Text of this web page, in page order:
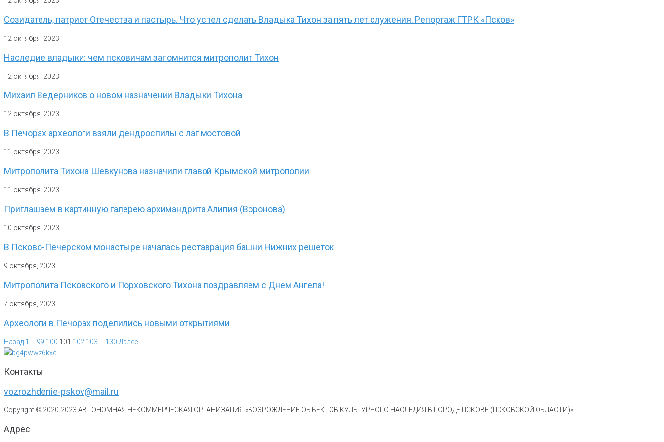
Созидатель, патриот Отечества и пастырь. Что успел сделать Владыка Тихон за пять лет служения. Репортаж ГТРК «Псков»
12 октября, 2023
Наследие владыки: чем псковичам запомнится митрополит Тихон
12 октября, 2023
Михаил Ведерников о новом назначении Владыки Тихона
12 октября, 2023
В Печорах археологи взяли дендроспилы с лаг мостовой
11 октября, 2023
Митрополита Тихона Шевкунова назначили главой Крымской митрополии
11 октября, 2023
Приглашаем в картинную галерею архимандрита Алипия (Воронова)
10 октября, 2023
В Псково-Печерском монастыре началась реставрация башни Нижних решеток
9 октября, 2023
Митрополита Псковского и Порховского Тихона поздравляем с Днем Ангела!
7 октября, 2023
Археологи в Печорах поделились новыми открытиями
Назад 1 99 100 101 102 103 130 Далее
Контакты
vozrozhdenie-pskov@mail.ru
Copyright © 2020-2023 АВТОНОМНАЯ НЕКОММЕРЧЕСКАЯ ОРГАНИЗАЦИЯ «ВОЗРОЖДЕНИЕ ОБЪЕКТОВ КУЛЬТУРНОГО НАСЛЕДИЯ В ГОРОДЕ ПСКОВЕ (ПСКОВСКОЙ ОБЛАСТИ)»
Адрес